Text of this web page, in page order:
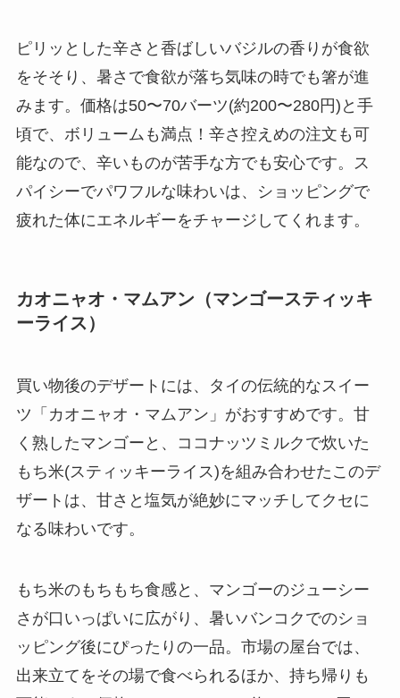
ピリッとした辛さと香ばしいバジルの香りが食欲
をそそり、暑さで食欲が落ち気味の時でも箸が進
みます。価格は50〜70バーツ(約200〜280円)と手
頃で、ボリュームも満点！辛さ控えめの注文も可
能なので、辛いものが苦手な方でも安心です。ス
パイシーでパワフルな味わいは、ショッピングで
疲れた体にエネルギーをチャージしてくれます。
カオニャオ・マムアン（マンゴースティッキ
ーライス）
買い物後のデザートには、タイの伝統的なスイー
ツ「カオニャオ・マムアン」がおすすめです。甘
く熟したマンゴーと、ココナッツミルクで炊いた
もち米(スティッキーライス)を組み合わせたこのデ
ザートは、甘さと塩気が絶妙にマッチしてクセに
なる味わいです。
もち米のもちもち食感と、マンゴーのジューシー
さが口いっぱいに広がり、暑いバンコクでのショ
ッピング後にぴったりの一品。市場の屋台では、
出来立てをその場で食べられるほか、持ち帰りも